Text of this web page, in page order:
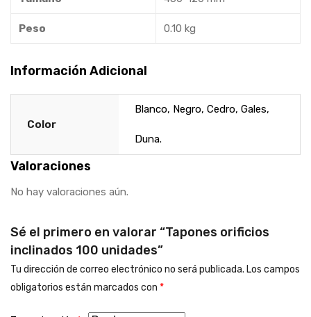
Peso 0.10 kg
Información Adicional
Color
Blanco, Negro, Cedro, Gales,
Duna.
Valoraciones
No hay valoraciones aún.
Sé el primero en valorar “Tapones orificios
inclinados 100 unidades”
Tu dirección de correo electrónico no será publicada. Los campos
obligatorios están marcados con *